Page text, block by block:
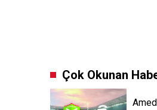
Çok Okunan